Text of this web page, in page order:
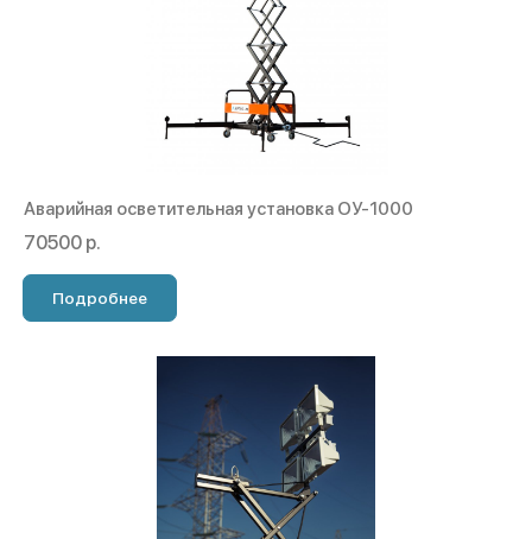
Аварийная осветительная установка ОУ-1000
70500 р.
Подробнее